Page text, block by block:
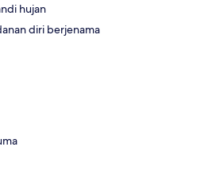
hujan
diri berjenama